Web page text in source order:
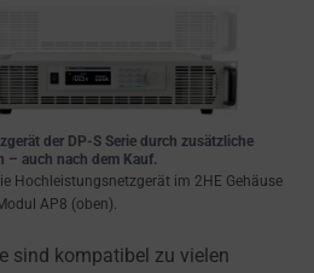
der DP-S Serie durch zusätzliche
– auch nach dem Kauf.
Hochleistungsnetzgerät im 2HE Gehäuse
AP8 (oben).
sind kompatibel zu vielen